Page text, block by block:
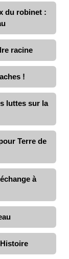
du robinet :
racine
!
luttes sur la
Terre de
à